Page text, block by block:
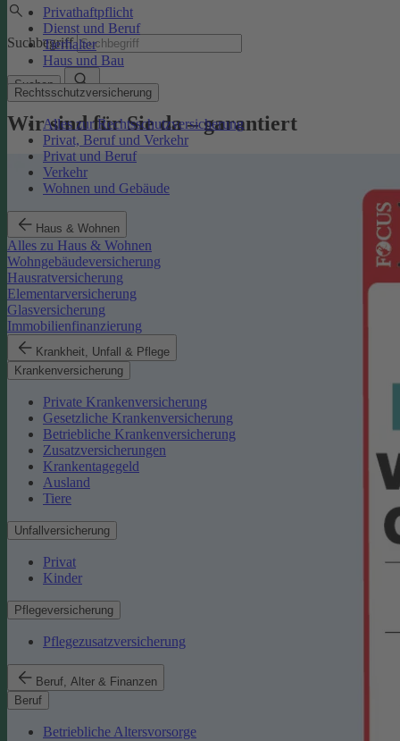
Privathaftpflicht
Dienst und Beruf
Tierhalter
Haus und Bau
Rechtsschutzversicherung
Alles zur Rechtsschutzversicherung
Privat, Beruf und Verkehr
Privat und Beruf
Verkehr
Wohnen und Gebäude
Haus & Wohnen
Alles zu Haus & Wohnen
Wohngebäudeversicherung
Hausratversicherung
Elementarversicherung
Glasversicherung
Immobilienfinanzierung
Krankheit, Unfall & Pflege
Krankenversicherung
Private Krankenversicherung
Gesetzliche Krankenversicherung
Betriebliche Krankenversicherung
Zusatzversicherungen
Krankentagegeld
Ausland
Tiere
Unfallversicherung
Privat
Kinder
Pflegeversicherung
Pflegezusatzversicherung
Beruf, Alter & Finanzen
Beruf
Betriebliche Altersvorsorge
Suchbegriff
Suchen
Wir sind für Sie da – garantiert